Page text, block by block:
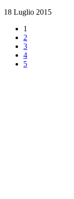
18 Luglio 2015
1
2
3
4
5